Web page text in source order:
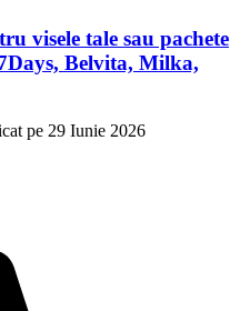
visele tale sau pachete
Belvita, Milka,
pe 29 Iunie 2026